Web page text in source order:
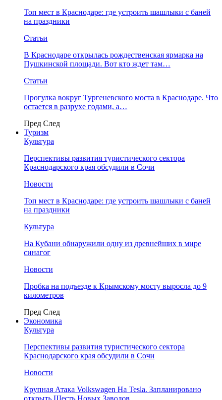
Топ мест в Краснодаре: где устроить шашлыки с баней
на праздники
Статьи
В Краснодаре открылась рождественская ярмарка на
Пушкинской площади. Вот кто ждет там…
Статьи
Прогулка вокруг Тургеневского моста в Краснодаре. Что
остается в разрухе годами, а…
Пред След
Туризм
Культура
Перспективы развития туристического сектора
Краснодарского края обсудили в Сочи
Новости
Топ мест в Краснодаре: где устроить шашлыки с баней
на праздники
Культура
На Кубани обнаружили одну из древнейших в мире
синагог
Новости
Пробка на подъезде к Крымскому мосту выросла до 9
километров
Пред След
Экономика
Культура
Перспективы развития туристического сектора
Краснодарского края обсудили в Сочи
Новости
Крупная Атака Volkswagen На Tesla. Запланировано
открыть Шесть Новых Заводов